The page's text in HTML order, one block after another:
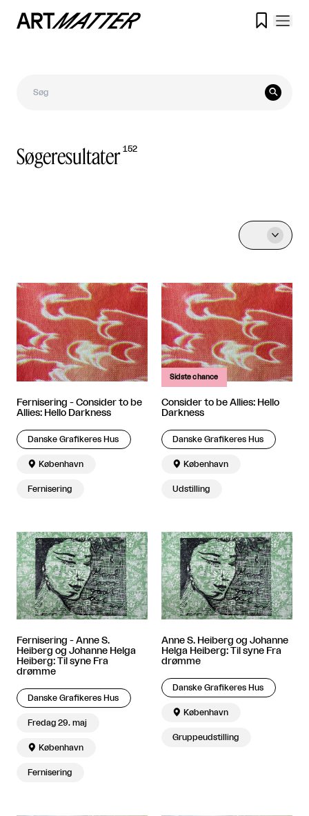


Søgeresultater 152

Fernisering - Consider to be
Allies: Hello Darkness
Danske Grafikeres Hus
 København
Fernisering
Sidste chance
Consider to be Allies: Hello
Darkness
Danske Grafikeres Hus
 København
Udstilling
Fernisering - Anne S.
Heiberg og Johanne Helga
Heiberg: Til syne Fra
drømme
Danske Grafikeres Hus
Fredag 29. maj
 København
Fernisering
Anne S. Heiberg og Johanne
Helga Heiberg: Til syne Fra
drømme
Danske Grafikeres Hus
 København
Gruppeudstilling